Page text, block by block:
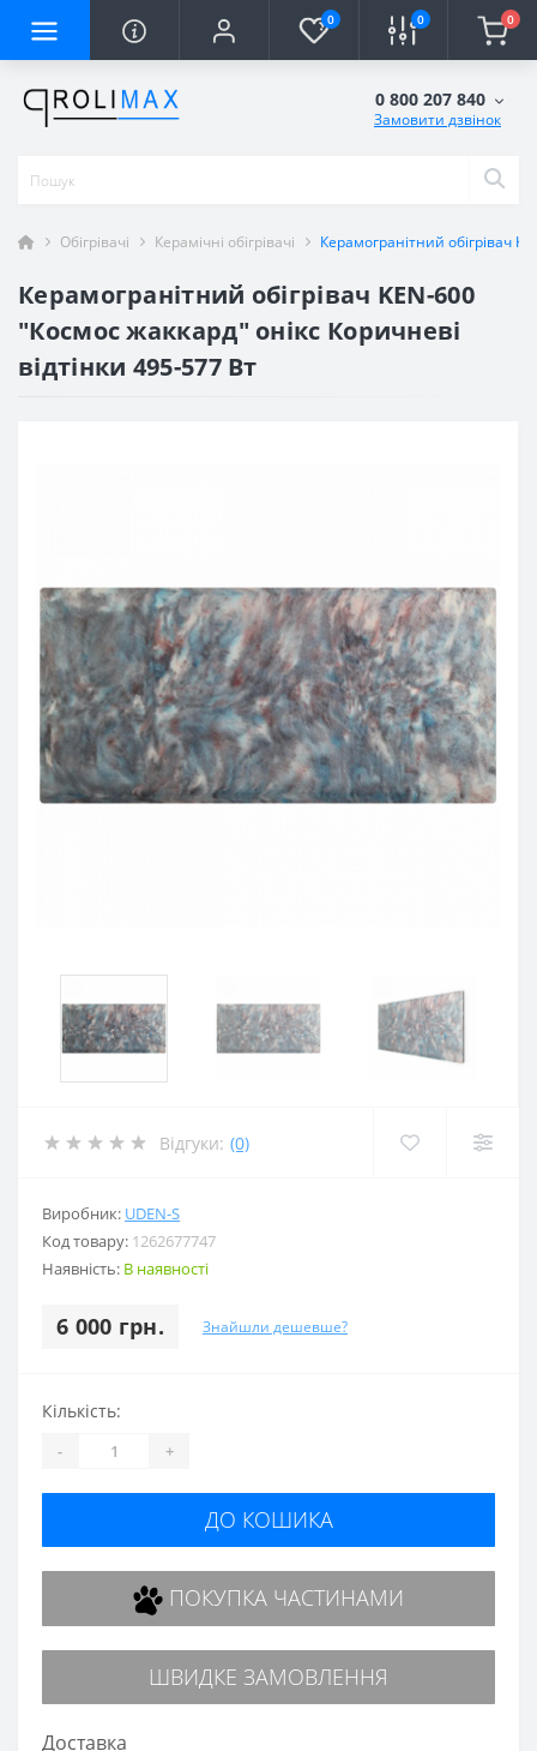
0 0 0
0 800 207 840
Замовити дзвінок
Обігрівачі Керамічні обігрівачі Керамогранітний обігрівач
Керамогранітний обігрівач KEN-600
"Космос жаккард" онікс Коричневі
відтінки 495-577 Вт
Відгуки: (0)
Виробник: UDEN-S
Код товару: 1262677747
Наявність: В наявності
6 000 грн. Знайшли дешевше?
Кількість:
- +
ДО КОШИКА
ПОКУПКА ЧАСТИНАМИ
ШВИДКЕ ЗАМОВЛЕННЯ
Доставка